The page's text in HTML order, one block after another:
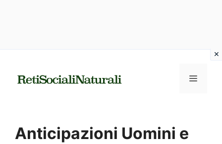
MENU
Anticipazioni Uomini e